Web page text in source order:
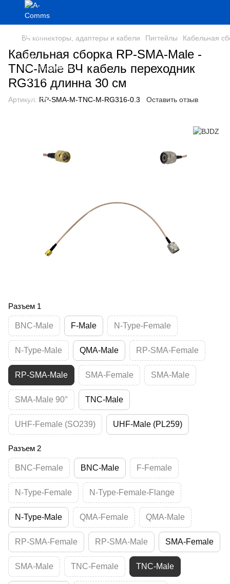
ВЧ коннекторы, адаптеры и кабели Пигтейлы Кабельная
Кабельная сборка RP-SMA-Male -
TNC-Male ВЧ кабель переходник
RG316 длинна 30 см
Артикул: RP-SMA-M-TNC-M-RG316-0.3 Оставить отзыв
Разъем 1
BNC-Male F-Male N-Type-Female
N-Type-Male QMA-Male RP-SMA-Female
RP-SMA-Male SMA-Female SMA-Male
SMA-Male 90° TNC-Male
UHF-Female (SO239) UHF-Male (PL259)
Разъем 2
BNC-Female BNC-Male F-Female
N-Type-Female N-Type-Female-Flange
N-Type-Male QMA-Female QMA-Male
RP-SMA-Female RP-SMA-Male SMA-Female
SMA-Male TNC-Female TNC-Male